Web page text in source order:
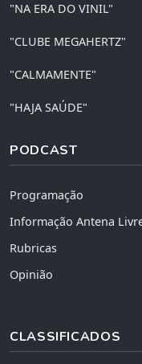
"NA ERA DO VINIL"
"CLUBE MEGAHERTZ"
"CALMAMENTE"
"HAJA SAÚDE"
PODCAST
Programação
Informação Antena
Rubricas
Opinião
CLASSIFICADOS